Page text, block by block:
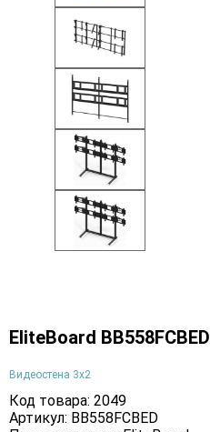
EliteBoard BB558FCBED
Видеостена 3х2
Код товара: 2049
Артикул: BB558FCBED